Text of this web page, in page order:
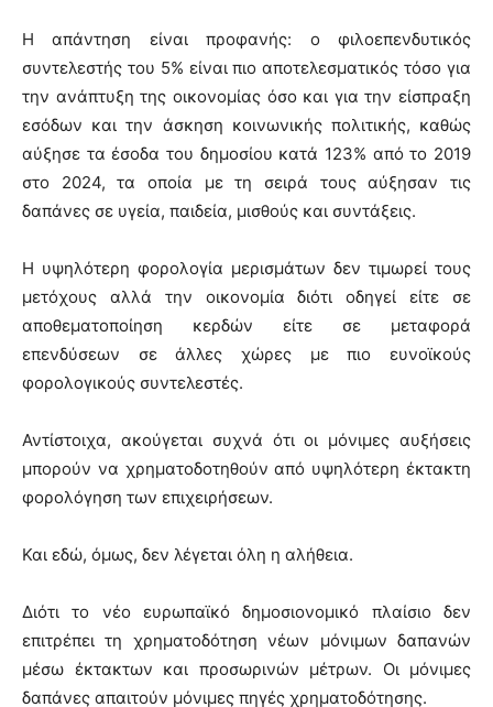
Η απάντηση είναι προφανής: ο φιλοεπενδυτικός
συντελεστής του 5% είναι πιο αποτελεσματικός τόσο για
την ανάπτυξη της οικονομίας όσο και για την είσπραξη
εσόδων και την άσκηση κοινωνικής πολιτικής, καθώς
αύξησε τα έσοδα του δημοσίου κατά 123% από το 2019
στο 2024, τα οποία με τη σειρά τους αύξησαν τις
δαπάνες σε υγεία, παιδεία, μισθούς και συντάξεις.
Η υψηλότερη φορολογία μερισμάτων δεν τιμωρεί τους
μετόχους αλλά την οικονομία διότι οδηγεί είτε σε
αποθεματοποίηση κερδών είτε σε μεταφορά
επενδύσεων σε άλλες χώρες με πιο ευνοϊκούς
φορολογικούς συντελεστές.
Αντίστοιχα, ακούγεται συχνά ότι οι μόνιμες αυξήσεις
μπορούν να χρηματοδοτηθούν από υψηλότερη έκτακτη
φορολόγηση των επιχειρήσεων.
Και εδώ, όμως, δεν λέγεται όλη η αλήθεια.
Διότι το νέο ευρωπαϊκό δημοσιονομικό πλαίσιο δεν
επιτρέπει τη χρηματοδότηση νέων μόνιμων δαπανών
μέσω έκτακτων και προσωρινών μέτρων. Οι μόνιμες
δαπάνες απαιτούν μόνιμες πηγές χρηματοδότησης.